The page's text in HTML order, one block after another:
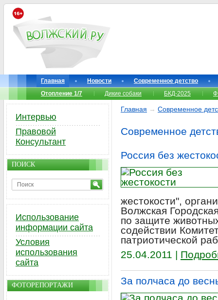
Главная Новости
Современное детство
Отопление 1/7
Дикие собаки БКД-2025
Главная → Современное
Современное
Россия без
жестокости",
Волжская
по защите
содействии
патриотической
25.04.2011 |
За полчаса до
Интервью
Правовой
Консультант
ПОИСК
Использование
информации сайта
Условия
использования
сайта
ФОТОРЕПОРТАЖИ